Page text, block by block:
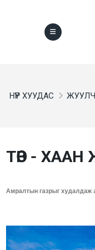
НҮҮР ХУУДАС
ТӨВ -
Амралтын газрыг худалдаж